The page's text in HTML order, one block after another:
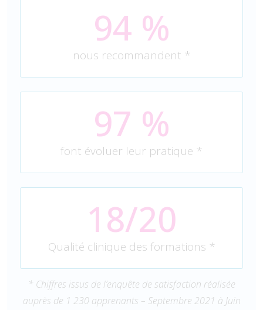
94 %
nous recommandent *
97 %
font évoluer leur pratique *
18/20
Qualité clinique des formations *
* Chiffres issus de l’enquête de satisfaction réalisée
auprès de 1 230 apprenants – Septembre 2021 à Juin